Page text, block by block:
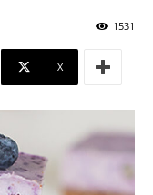
1531
X